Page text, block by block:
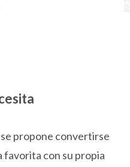
propone convertirse
favorita con su propia